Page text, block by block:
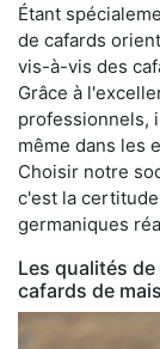
Étant
de cafards
vis-à-vis des
Grâce à
professionnels,
même dans les
Choisir notre
c'est la
germaniques
Les qualités
cafards de